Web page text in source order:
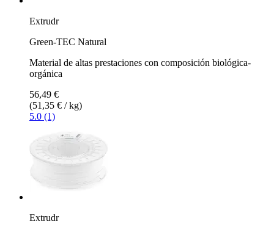
Extrudr
Green-TEC Natural
Material de altas prestaciones con composición biológica-
orgánica
56,49 €
(51,35 € / kg)
5.0 (1)
Extrudr